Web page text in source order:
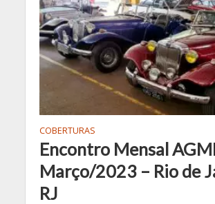
COBERTURAS
Encontro Mensal
Março/2023 – Rio de
RJ